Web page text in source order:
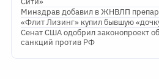
Минздрав добавил в ЖНВЛП
«Флит Лизинг» купил бывшую
Сенат США одобрил законопроект
санкций против РФ